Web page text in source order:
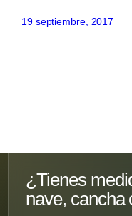
19 septiembre, 2017
¿Tienes
nave, cancha